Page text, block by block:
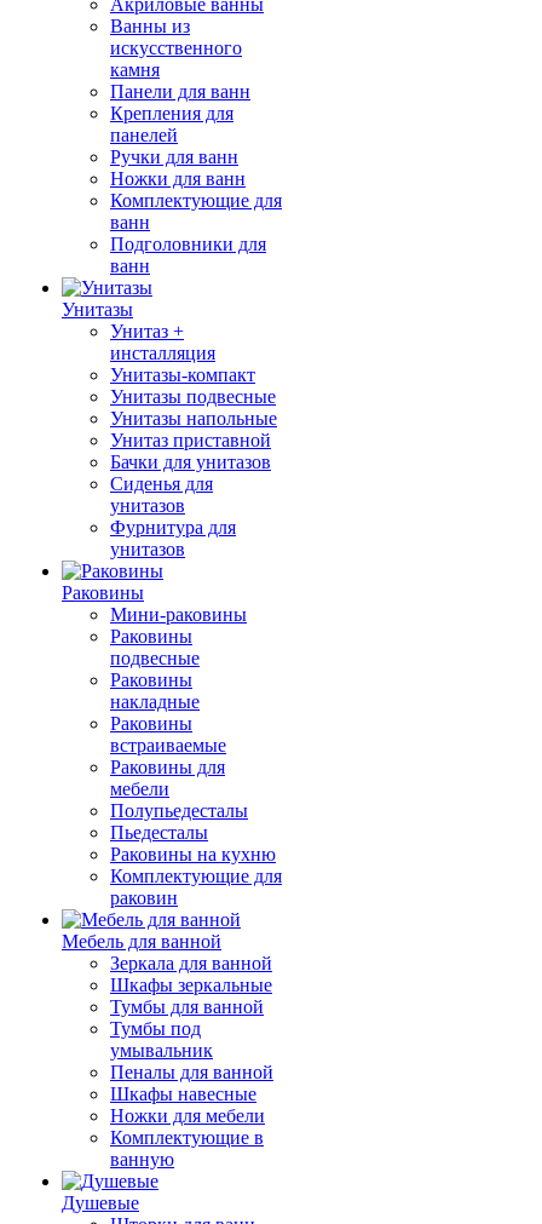
Акриловые ванны
Ванны из
искусственного
камня
Панели для ванн
Крепления для
панелей
Ручки для ванн
Ножки для ванн
Комплектующие для
ванн
Подголовники для
ванн
Унитазы
Унитаз +
инсталляция
Унитазы-компакт
Унитазы подвесные
Унитазы напольные
Унитаз приставной
Бачки для унитазов
Сиденья для
унитазов
Фурнитура для
унитазов
Раковины
Мини-раковины
Раковины
подвесные
Раковины
накладные
Раковины
встраиваемые
Раковины для
мебели
Полупьедесталы
Пьедесталы
Раковины на кухню
Комплектующие для
раковин
Мебель для ванной
Зеркала для ванной
Шкафы зеркальные
Тумбы для ванной
Тумбы под
умывальник
Пеналы для ванной
Шкафы навесные
Ножки для мебели
Комплектующие в
ванную
Душевые